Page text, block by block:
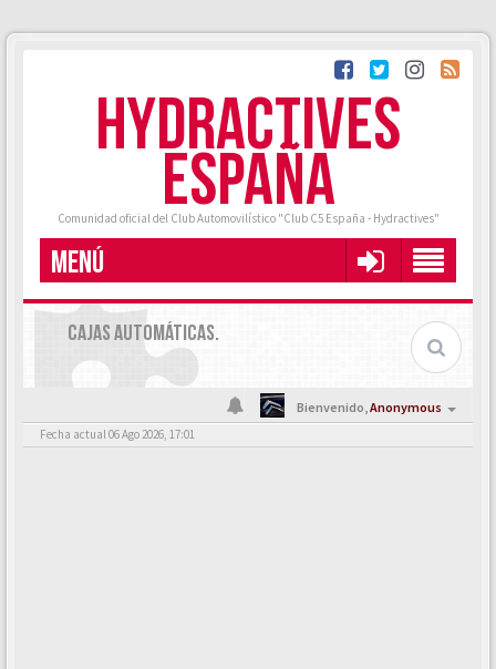
HYDRACTIVES
ESPAÑA
Comunidad oficial del Club Automovilístico "Club C5 España - Hydractives"
MENÚ
CAJAS AUTOMÁTICAS.
Bienvenido,Anonymous
Fecha actual 06 Ago 2026, 17:01